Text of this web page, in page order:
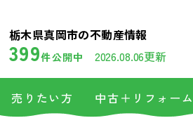
栃木県真岡市の不動産情報
399件公開中 2026.08.06更新
売りたい方 中古＋リフォーム